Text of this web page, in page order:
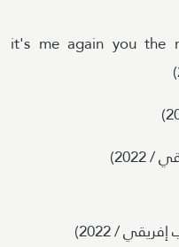
it's me again you the